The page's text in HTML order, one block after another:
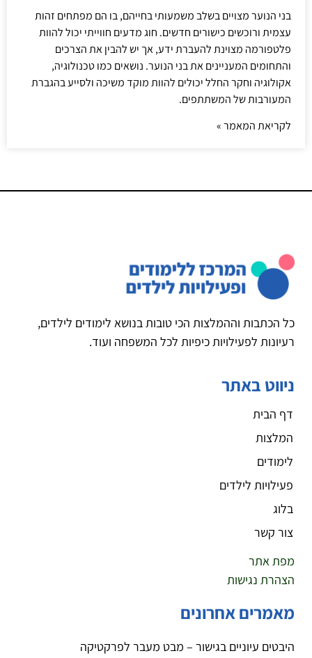
בני הנוער מצויים בשלב משמעותי בחייהם, בו הם מפתחים זהות
עצמית ורוכשים כישורים חדשים. חוג מדעים חווייתי יכול להוות
פלטפורמה מצוינת להעברת ידע, אך יש להבין את הצרכים
והתחומים המעניינים את בני הנוער. נושאים כמו טכנולוגיה,
אקולוגיה וחקר החלל יכולים להוות מוקד משיכה ולסייע בהגברת
המעורבות של המשתתפים.
לקריאת המאמר »
כל הכתבות וההמלצות הכי טובות בנושא לימודים לילדים,
רעיונות לפעילויות כיפיות לכל המשפחה ועוד.
ניווט באתר
דף הבית
המלצות
לימודים
פעילויות לילדים
בלוג
צור קשר
מפת אתר
הצהרת נגישות
מאמרים אחרונים
היבטים עיוניים בגישור – מבט מעבר לפרקטיקה